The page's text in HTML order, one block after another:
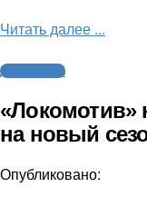
Читать далее ...
Другие виды
«Локомотив»
на новый
Опубликовано: